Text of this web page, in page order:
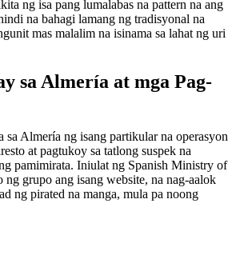
ng isa pang lumalabas na pattern na ang
na bahagi lamang ng tradisyonal na
mas malalim na isinama sa lahat ng uri
sa Almería at mga Pag-
sa Almería ng isang partikular na operasyon
at pagtukoy sa tatlong suspek na
pamimirata. Iniulat ng Spanish Ministry of
ng grupo ang isang website, na nag-aalok
ng pirated na manga, mula pa noong